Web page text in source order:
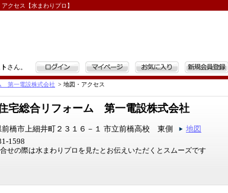
クセス【水まわりプロ】
さん。 ログイン マイページ お気に入り 新規会員登録
第一電設株式会社 > 地図・アクセス
宅総合リフォーム 第一電設株式会社
前橋市上細井町２３１６－１ 市立前橋高校 東側
地図
1598
せの際は水まわりプロを見たとお伝えいただくとスムーズです